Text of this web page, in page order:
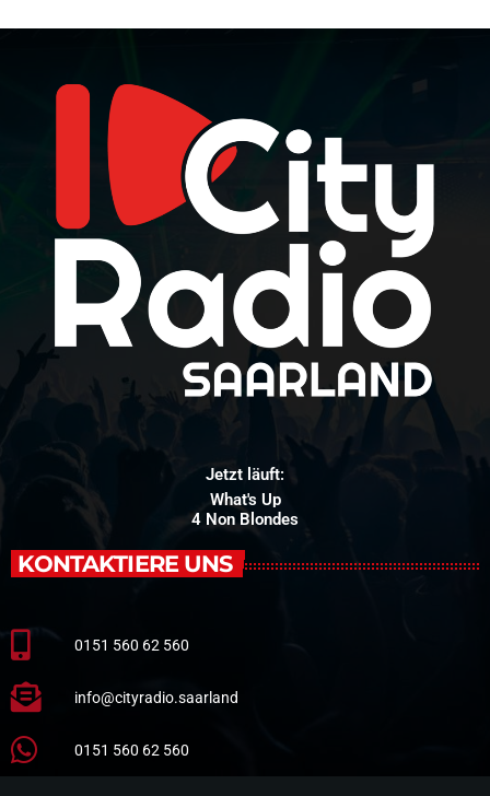
Jetzt läuft:
What's Up
4 Non Blondes
KONTAKTIERE UNS
0151 560 62 560
info@cityradio.saarland
0151 560 62 560